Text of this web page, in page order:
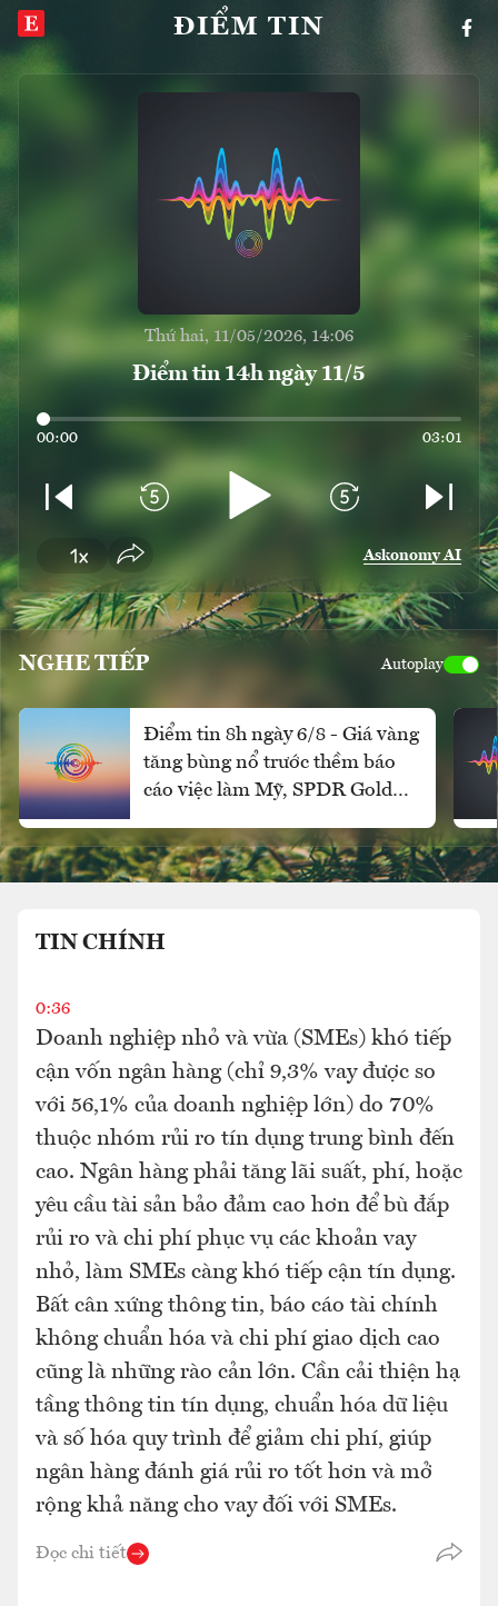
ĐIỂM TIN
Thứ hai, 11/05/2026, 14:06
Điểm tin 14h ngày 11/5
00:00 03:01
Askonomy AI
NGHE TIẾP Autoplay
Điểm tin 8h ngày 6/8 - Giá vàng
tăng bùng nổ trước thềm báo
cáo việc làm Mỹ, SPDR Gold
TIN CHÍNH
0:36
Doanh nghiệp nhỏ và vừa (SMEs) khó tiếp
cận vốn ngân hàng (chỉ 9,3% vay được so
với 56,1% của doanh nghiệp lớn) do 70%
thuộc nhóm rủi ro tín dụng trung bình đến
cao. Ngân hàng phải tăng lãi suất, phí, hoặc
yêu cầu tài sản bảo đảm cao hơn để bù đắp
rủi ro và chi phí phục vụ các khoản vay
nhỏ, làm SMEs càng khó tiếp cận tín dụng.
Bất cân xứng thông tin, báo cáo tài chính
không chuẩn hóa và chi phí giao dịch cao
cũng là những rào cản lớn. Cần cải thiện hạ
tầng thông tin tín dụng, chuẩn hóa dữ liệu
và số hóa quy trình để giảm chi phí, giúp
ngân hàng đánh giá rủi ro tốt hơn và mở
rộng khả năng cho vay đối với SMEs.
Đọc chi tiết